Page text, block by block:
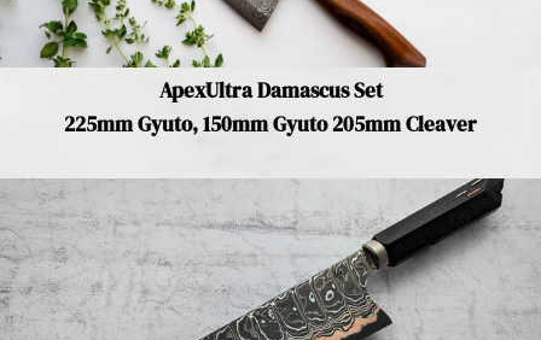
ApexUltra Damascus Set
225mm Gyuto, 150mm Gyuto 205mm Cleaver